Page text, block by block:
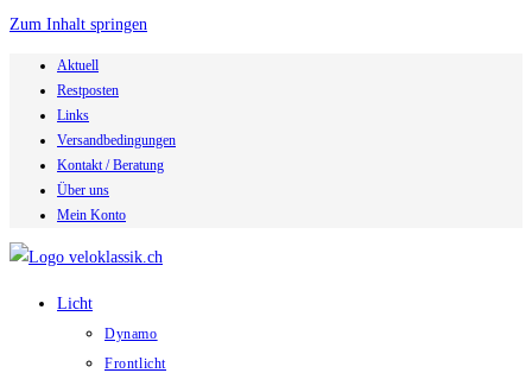
Zum Inhalt springen
Aktuell
Restposten
Links
Versandbedingungen
Kontakt / Beratung
Über uns
Mein Konto
Licht
Dynamo
Frontlicht